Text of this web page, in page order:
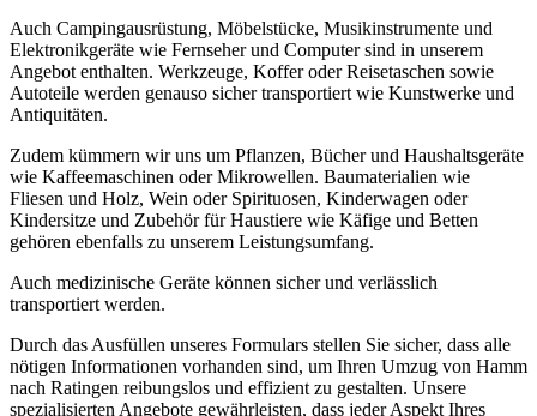
Auch Campingausrüstung, Möbelstücke, Musikinstrumente und
Elektronikgeräte wie Fernseher und Computer sind in unserem
Angebot enthalten. Werkzeuge, Koffer oder Reisetaschen sowie
Autoteile werden genauso sicher transportiert wie Kunstwerke und
Antiquitäten.
Zudem kümmern wir uns um Pflanzen, Bücher und Haushaltsgeräte
wie Kaffeemaschinen oder Mikrowellen. Baumaterialien wie
Fliesen und Holz, Wein oder Spirituosen, Kinderwagen oder
Kindersitze und Zubehör für Haustiere wie Käfige und Betten
gehören ebenfalls zu unserem Leistungsumfang.
Auch medizinische Geräte können sicher und verlässlich
transportiert werden.
Durch das Ausfüllen unseres Formulars stellen Sie sicher, dass alle
nötigen Informationen vorhanden sind, um Ihren Umzug von Hamm
nach Ratingen reibungslos und effizient zu gestalten. Unsere
spezialisierten Angebote gewährleisten, dass jeder Aspekt Ihres